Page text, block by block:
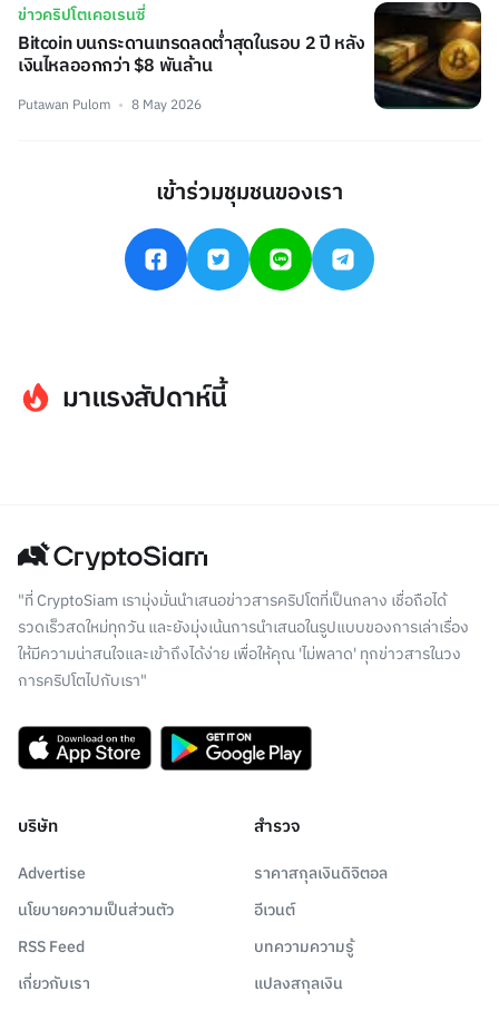
ข่าวคริปโตเคอเรนซี่
Bitcoin บนกระดานเทรดลดต่ำสุดในรอบ 2 ปี หลัง
เงินไหลออกกว่า $8 พันล้าน
Putawan Pulom 8 May 2026
เข้าร่วมชุมชนของเรา
มาแรงสัปดาห์นี้
"ที่ CryptoSiam เรามุ่งมั่นนำเสนอข่าวสารคริปโตที่เป็นกลาง เชื่อถือได้
รวดเร็วสดใหม่ทุกวัน และยังมุ่งเน้นการนำเสนอในรูปแบบของการเล่าเรื่อง
ให้มีความน่าสนใจและเข้าถึงได้ง่าย เพื่อให้คุณ 'ไม่พลาด' ทุกข่าวสารในวง
การคริปโตไปกับเรา"
บริษัท
Advertise
นโยบายความเป็นส่วนตัว
RSS Feed
เกี่ยวกับเรา
สำรวจ
ราคาสกุลเงินดิจิตอล
อีเวนต์
บทความความรู้
แปลงสกุลเงิน